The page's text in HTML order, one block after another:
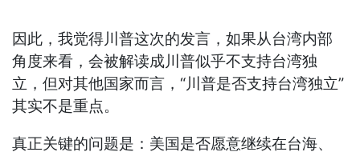
因此，我觉得川普这次的发言，如果从台湾内部
角度来看，会被解读成川普似乎不支持台湾独
立，但对其他国家而言，“川普是否支持台湾独立”
其实不是重点。
真正关键的问题是：美国是否愿意继续在台海、